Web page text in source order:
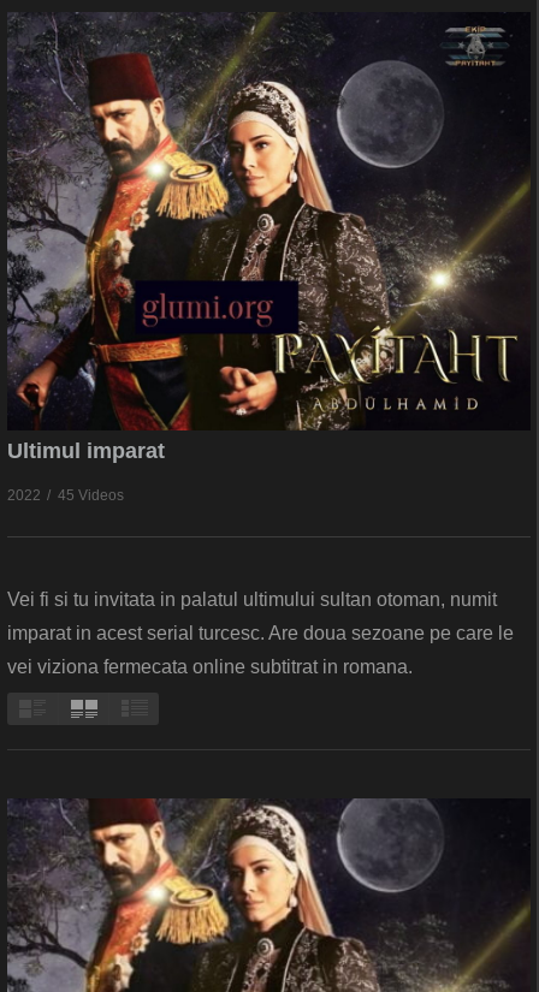
Ultimul imparat
2022 45 Videos
Vei fi si tu invitata in palatul ultimului sultan otoman, numit
imparat in acest serial turcesc. Are doua sezoane pe care le
vei viziona fermecata online subtitrat in romana.